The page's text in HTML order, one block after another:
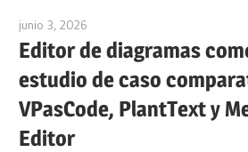
junio 3, 2026
Editor de diagramas
estudio de caso
VPasCode, PlantText y
Editor